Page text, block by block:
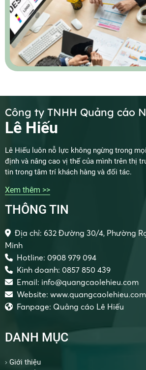
Công ty TNHH Quảng cáo
Lê Hiếu
Lê Hiếu luôn nỗ lực không ngừng trong
định và nâng cao vị thế của mình trên thị
tin trong tâm trí khách hàng và đối tác.
Xem thêm >>
THÔNG TIN
Địa chỉ: 632 Đường 30/4, Phường
Minh
Hotline: 0908 979 094
Kinh doanh: 0857 850 439
Email: info@quangcaolehieu.com
Website: www.quangcaolehieu.com
Fanpage: Quảng cáo Lê Hiếu
DANH MỤC
Giới thiệu